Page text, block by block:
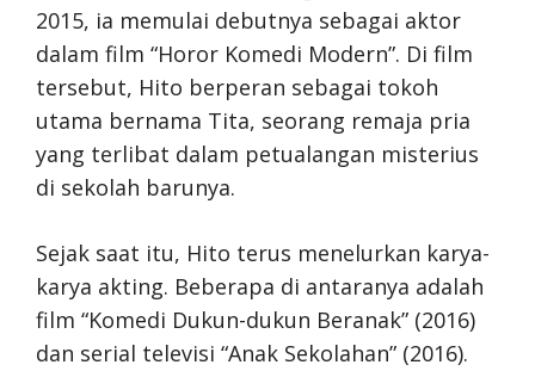
2015, ia memulai debutnya sebagai aktor
dalam film “Horor Komedi Modern”. Di film
tersebut, Hito berperan sebagai tokoh
utama bernama Tita, seorang remaja pria
yang terlibat dalam petualangan misterius
di sekolah barunya.
Sejak saat itu, Hito terus menelurkan karya-
karya akting. Beberapa di antaranya adalah
film “Komedi Dukun-dukun Beranak” (2016)
dan serial televisi “Anak Sekolahan” (2016).